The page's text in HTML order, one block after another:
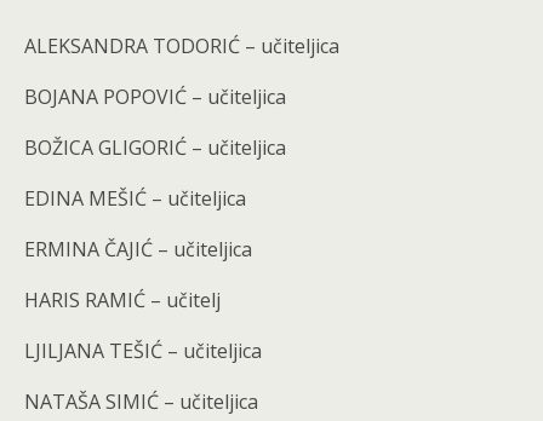
ALEKSANDRA TODORIĆ – učiteljica
BOJANA POPOVIĆ – učiteljica
BOŽICA GLIGORIĆ – učiteljica
EDINA MEŠIĆ – učiteljica
ERMINA ČAJIĆ – učiteljica
HARIS RAMIĆ – učitelj
LJILJANA TEŠIĆ – učiteljica
NATAŠA SIMIĆ – učiteljica